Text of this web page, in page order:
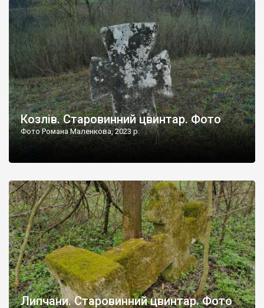
не видно, але видно дві стареньких колії у траві – […]
Козлів. Старовинний цвинтар. Фото
Фото Романа Маленкова, 2023 р.
Липчани. Старовинний цвинтар. Фото